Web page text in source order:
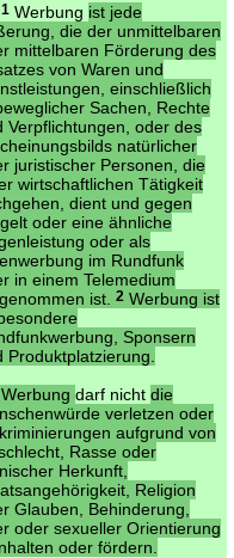
1Werbung ist jede
die der unmittelbaren
mittelbaren Förderung des
von Waren und
einschließlich
Sachen, Rechte
Verpflichtungen, oder des
natürlicher
juristischer Personen, die
wirtschaftlichen Tätigkeit
dient und gegen
oder eine ähnliche
oder als
im Rundfunk
in einem Telemedium
ist.
2Werbung ist
Sponsern
Produktplatzierung.
darf nicht die
verletzen oder
aufgrund von
Rasse oder
Herkunft,
Religion
Glauben, Behinderung,
oder sexueller Orientierung
oder fördern.